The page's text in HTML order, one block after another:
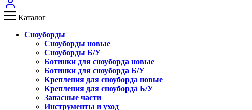
Каталог
Сноуборды
Сноуборды новые
Сноуборды Б/У
Ботинки для сноуборда новые
Ботинки для сноуборда Б/У
Крепления для сноуборда новые
Крепления для сноуборда Б/У
Запасные части
Инструменты и уход